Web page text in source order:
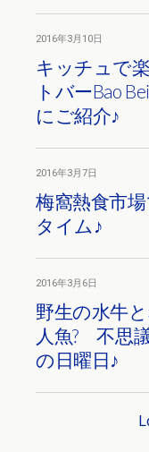
2016年3月10日
キッチュで
トバーBao
にご紹介♪
2016年3月7日
梅窩熱食市
タイム♪
2016年3月6日
野生の水牛
人魚? 不思
の日曜日♪